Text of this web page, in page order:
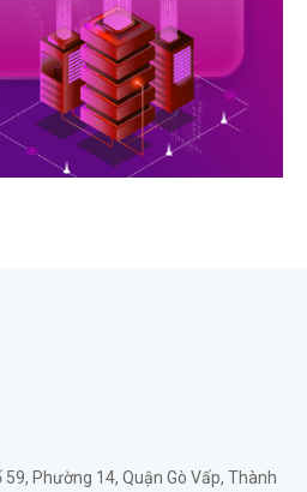
Phường 14, Quận Gò Vấp, Thành